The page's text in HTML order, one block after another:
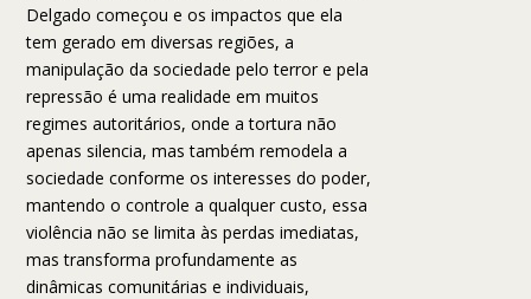
Delgado começou e os impactos que ela
tem gerado em diversas regiões, a
manipulação da sociedade pelo terror e pela
repressão é uma realidade em muitos
regimes autoritários, onde a tortura não
apenas silencia, mas também remodela a
sociedade conforme os interesses do poder,
mantendo o controle a qualquer custo, essa
violência não se limita às perdas imediatas,
mas transforma profundamente as
dinâmicas comunitárias e individuais,